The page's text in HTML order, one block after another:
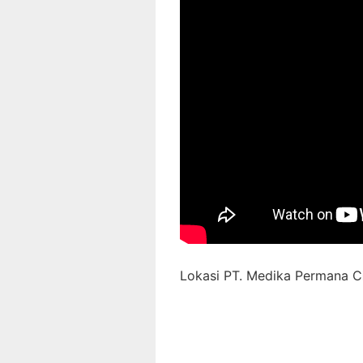
Lokasi PT. Medika Permana